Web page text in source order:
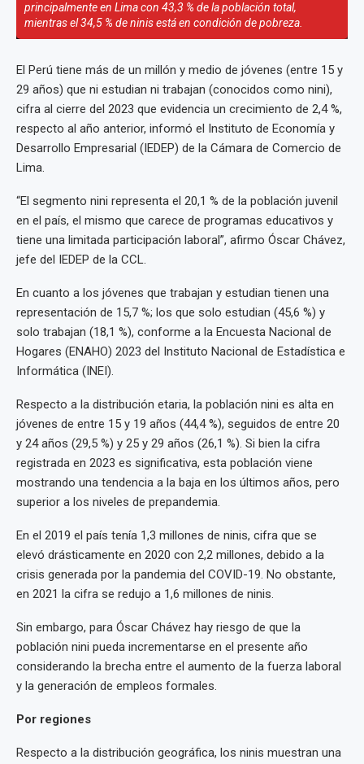
principalmente en Lima con 43,3 % de la población total,
mientras el 34,5 % de ninis está en condición de pobreza.
El Perú tiene más de un millón y medio de jóvenes (entre 15 y
29 años) que ni estudian ni trabajan (conocidos como nini),
cifra al cierre del 2023 que evidencia un crecimiento de 2,4 %,
respecto al año anterior, informó el Instituto de Economía y
Desarrollo Empresarial (IEDEP) de la Cámara de Comercio de
Lima.
“El segmento nini representa el 20,1 % de la población juvenil
en el país, el mismo que carece de programas educativos y
tiene una limitada participación laboral”, afirmo Óscar Chávez,
jefe del IEDEP de la CCL.
En cuanto a los jóvenes que trabajan y estudian tienen una
representación de 15,7 %; los que solo estudian (45,6 %) y
solo trabajan (18,1 %), conforme a la Encuesta Nacional de
Hogares (ENAHO) 2023 del Instituto Nacional de Estadística e
Informática (INEI).
Respecto a la distribución etaria, la población nini es alta en
jóvenes de entre 15 y 19 años (44,4 %), seguidos de entre 20
y 24 años (29,5 %) y 25 y 29 años (26,1 %). Si bien la cifra
registrada en 2023 es significativa, esta población viene
mostrando una tendencia a la baja en los últimos años, pero
superior a los niveles de prepandemia.
En el 2019 el país tenía 1,3 millones de ninis, cifra que se
elevó drásticamente en 2020 con 2,2 millones, debido a la
crisis generada por la pandemia del COVID-19. No obstante,
en 2021 la cifra se redujo a 1,6 millones de ninis.
Sin embargo, para Óscar Chávez hay riesgo de que la
población nini pueda incrementarse en el presente año
considerando la brecha entre el aumento de la fuerza laboral
y la generación de empleos formales.
Por regiones
Respecto a la distribución geográfica, los ninis muestran una